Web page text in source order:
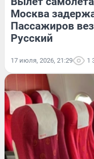
Москва
Пассажиров
Русский
17 июля, 2026, 21:29 1